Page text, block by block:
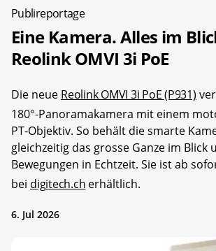
Publireportage
Eine Kamera. Alles im
Reolink OMVI 3i PoE
Die neue Reolink OMVI 3i PoE (P931)
180°-Panoramakamera mit einem
PT-Objektiv. So behält die smarte
gleichzeitig das grosse Ganze im Blick
Bewegungen in Echtzeit. Sie ist ab
bei digitech.ch erhältlich.
6. Jul 2026